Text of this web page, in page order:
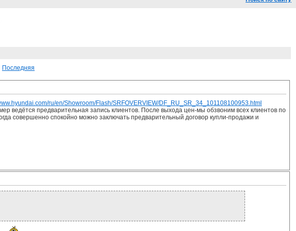
Последняя
ru/en/Showroom/Flash/SRFOVERVIEW/DF_RU_SR_34_101108100953.html
ведётся предварительная запись клиентов. После выхода цен-мы обзвоним всех клиентов по
совершенно спокойно можно заключать предварительный договор купли-продажи и